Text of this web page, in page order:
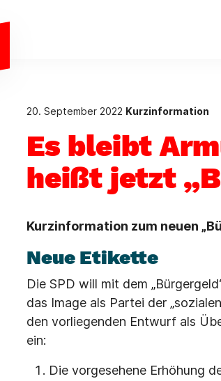
20. September 2022 Kurzinformation
Es bleibt
heißt jetzt
Kurzinformation zum neuen
Neue Etikette
Die SPD will mit dem
das Image als Partei der
den vorliegenden Entwurf als
ein:
Die vorgesehene Erhöhung